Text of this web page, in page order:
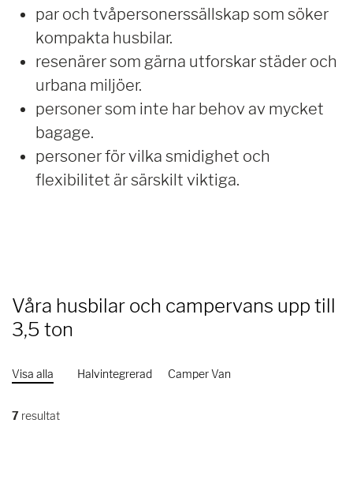
par och tvåpersonerssällskap som söker
kompakta husbilar.
resenärer som gärna utforskar städer och
urbana miljöer.
personer som inte har behov av mycket
bagage.
personer för vilka smidighet och
flexibilitet är särskilt viktiga.
Våra husbilar och campervans upp till
3,5 ton
Visa alla Halvintegrerad Camper Van
7 resultat